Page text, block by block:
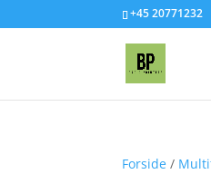
+45 20771232
Forside /